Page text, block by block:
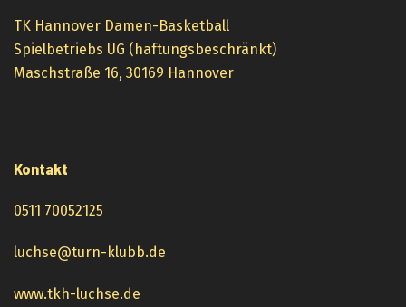
TK Hannover Damen-Basketball
Spielbetriebs UG (haftungsbeschränkt)
Maschstraße 16, 30169 Hannover
Kontakt
0511 70052125
luchse@turn-klubb.de
www.tkh-luchse.de